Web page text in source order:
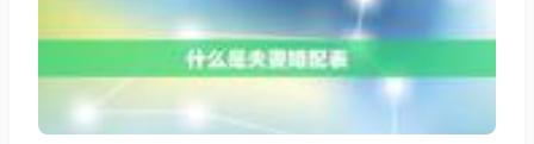
找到真爱。本文将介绍夫妻婚配表的使用方法和注意事
项，希望能为大家解决婚姻问题提供一些帮助。 一、
什么是夫妻婚配表？ 夫妻婚配表是一种基于八字命理
学的婚姻匹配指南。它通过对男女双方的生辰八字进行
分析